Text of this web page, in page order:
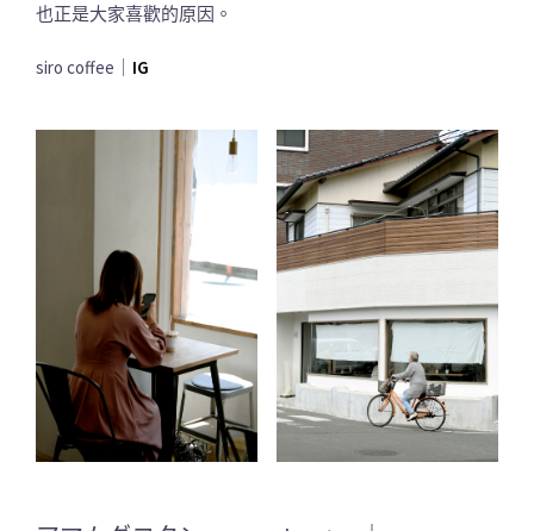
也正是大家喜歡的原因。
siro coffee｜ IG